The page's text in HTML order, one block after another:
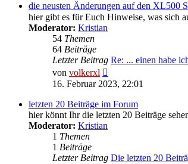
die neusten Änderungen auf den XL500
hier gibt es für Euch Hinweise, was sich
Moderator: Kristian
54 Themen
64 Beiträge
Letzter Beitrag Re: ... einen habe
von volkerxl
Beitrag
16. Februar 2023, 22:01
letzten 20 Beiträge im Forum
hier könnt Ihr die letzten 20 Beiträge
Moderator: Kristian
1 Themen
1 Beiträge
Letzter Beitrag Die letzten 20